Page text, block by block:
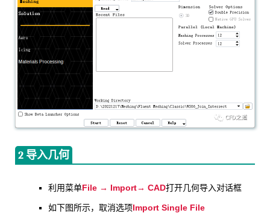
2 导入几何
利用菜单File → Import→ CAD打开几何导入对话框
如下图所示，取消选项Import Single File